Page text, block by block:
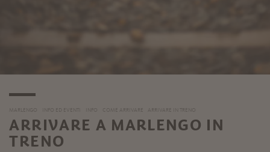
MARLENGO INFO ED EVENTI INFO COME ARRIVARE ARRIVARE IN TRENO
ARRIVARE A MARLENGO IN
TRENO